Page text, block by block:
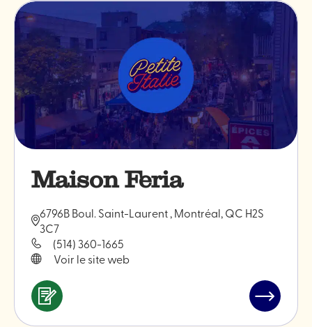
professionnels
"Bakano"
Maison Feria
6796B Boul. Saint-Laurent , Montréal, QC H2S
3C7
(514) 360-1665
Voir le site web
Services
Lire
l'article